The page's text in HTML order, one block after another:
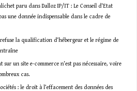
paru dans Dalloz IP/IT : Le Conseil d’Etat
une donnée indispensable dans le cadre de
la qualification d’hébergeur et le régime de
un site e-commerce n’est pas nécessaire, voire
cas.
: le droit à l’effacement des données des